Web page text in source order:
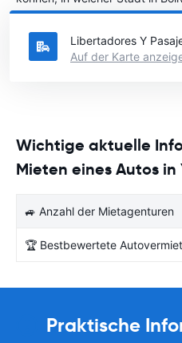
möchten.
Libertadores Y
Auf der Karte
Wichtige aktuelle
Mieten eines Autos in
🚙 Anzahl der Mietagenturen
🏆 Bestbewertete
Praktische